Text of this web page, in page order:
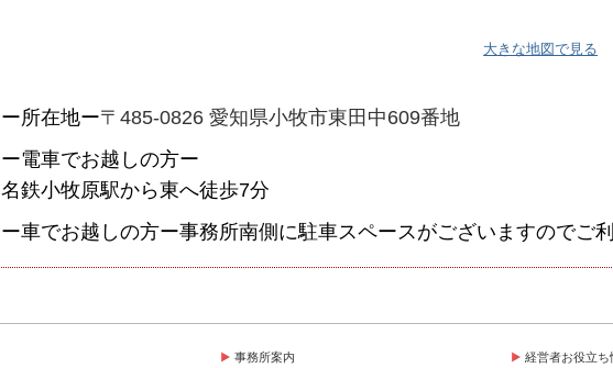
大きな地図で見る
ー所在地ー〒485-0826 愛知県小牧市東田中609番地
ー電車でお越しの方ー
名鉄小牧原駅から東へ徒歩7分
ー車でお越しの方ー事務所南側に駐車スペースがございますのでご
事務所案内 経営者お役立ち